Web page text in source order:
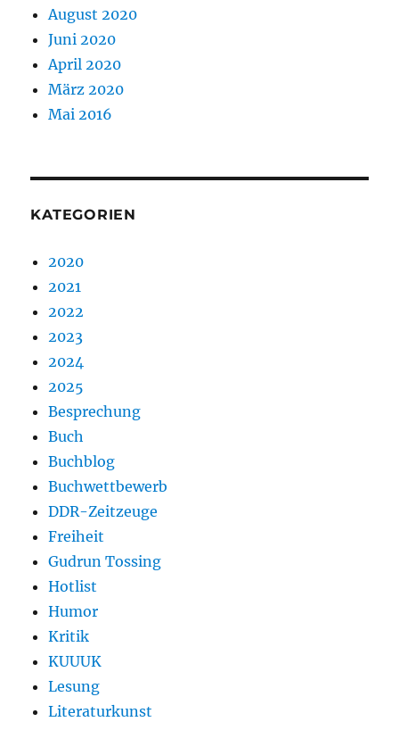
August 2020
Juni 2020
April 2020
März 2020
Mai 2016
KATEGORIEN
2020
2021
2022
2023
2024
2025
Besprechung
Buch
Buchblog
Buchwettbewerb
DDR-Zeitzeuge
Freiheit
Gudrun Tossing
Hotlist
Humor
Kritik
KUUUK
Lesung
Literaturkunst